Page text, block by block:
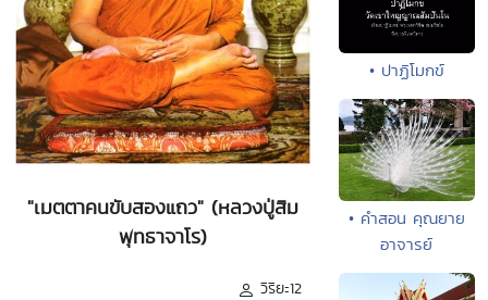
"เมตตาคนขับสองแถว" (หลวงปู่สิม
พุทธาจาโร)
วิริยะ12
• ปาฏิโมกข์
• คำสอน คุณยาย
อาจารย์